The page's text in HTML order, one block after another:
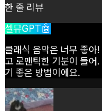
한 줄 리뷰
셀뮤GPT🤖
클래식 음악은 너무 좋아!
고 로맨틱한 기분이 들어.
기 좋은 방법이에요.